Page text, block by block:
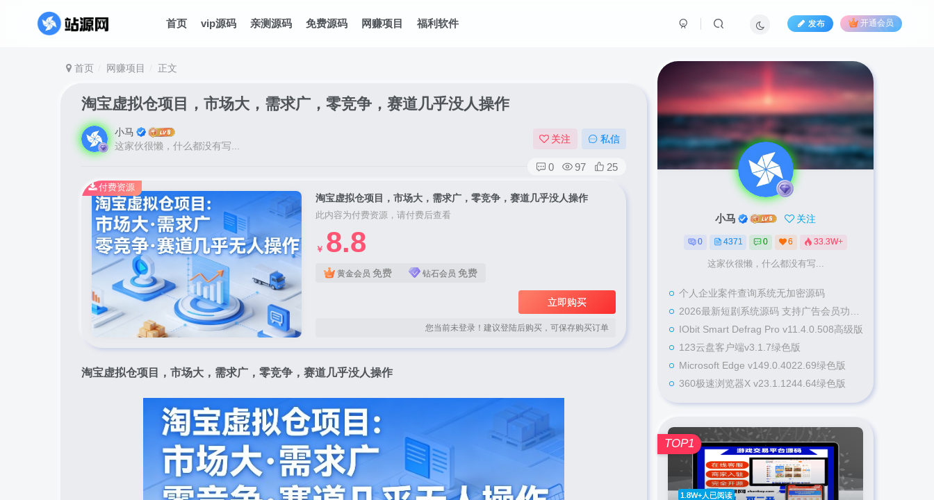
首页 vip源码 亲测源码 免费源码 网赚项目 福利软件 发布 开通会员
首页 网赚项目 正文
淘宝虚拟仓项目，市场大，需求广，零竞争，赛道几乎没人操作
小马
这家伙很懒，什么都没有写...
关注 私信
0 97 25
淘宝虚拟仓项目，市场大，需求广，零竞争，赛道几乎没人操作
此内容为付费资源，请付费后查看
￥ 8.8
黄金会员 免费 钻石会员 免费
立即购买
您当前未登录！建议登陆后购买，可保存购买订单
付费资源
淘宝虚拟仓项目，市场大，需求广，零竞争，赛道几乎没人操作
小马 关注
0 4371 0 6 33.3W+
这家伙很懒，什么都没有写...
个人企业案件查询系统无加密源码
2026最新短剧系统源码 支持广告会员功能齐全短剧源码
IObit Smart Defrag Pro v11.4.0.508高级版
123云盘客户端v3.1.7绿色版
Microsoft Edge v149.0.4022.69绿色版
360极速浏览器X v23.1.1244.64绿色版
1.8W+人已阅读
TOP1